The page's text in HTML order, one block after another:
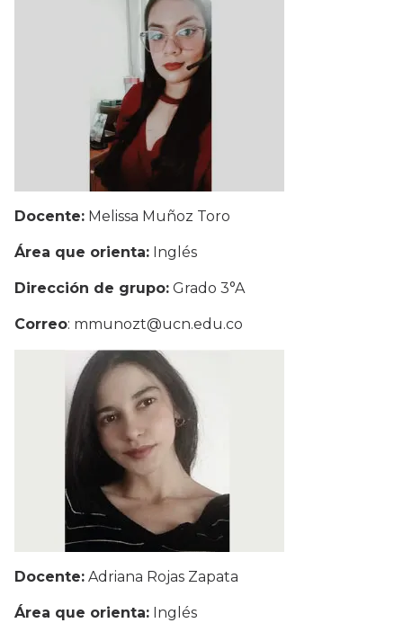
Docente: Melissa Muñoz Toro
Área que orienta: Inglés
Dirección de grupo: Grado 3°A
Correo: mmunozt@ucn.edu.co
Docente: Adriana Rojas Zapata
Área que orienta: Inglés